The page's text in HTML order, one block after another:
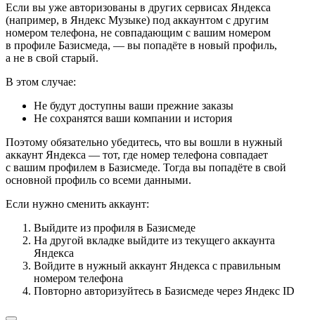
Если вы уже авторизованы в других сервисах Яндекса
(например, в Яндекс Музыке) под аккаунтом с другим
номером телефона, не совпадающим с вашим номером
в профиле Базисмеда, — вы попадёте в новый профиль,
а не в свой старый.
В этом случае:
Не будут доступны ваши прежние заказы
Не сохранятся ваши компании и история
Поэтому обязательно убедитесь, что вы вошли в нужный
аккаунт Яндекса — тот, где номер телефона совпадает
с вашим профилем в Базисмеде. Тогда вы попадёте в свой
основной профиль со всеми данными.
Если нужно сменить аккаунт:
Выйдите из профиля в Базисмеде
На другой вкладке выйдите из текущего аккаунта
Яндекса
Войдите в нужный аккаунт Яндекса с правильным
номером телефона
Повторно авторизуйтесь в Базисмеде через Яндекс ID